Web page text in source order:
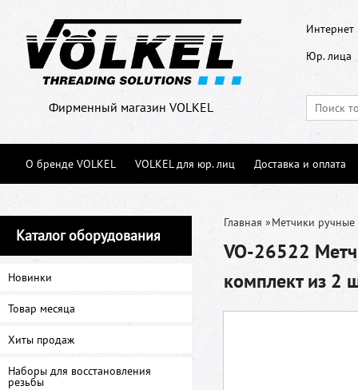
Фирменный магазин VOLKEL
Интернет
Юр. лица
О бренде VOLKEL VOLKEL для юр. лиц Доставка и оплата
Каталог оборудования
Новинки
Товар месяца
Хиты продаж
Наборы для восстановления
резьбы
Главная »Метчики ручные
VO-26522
комплект из 2